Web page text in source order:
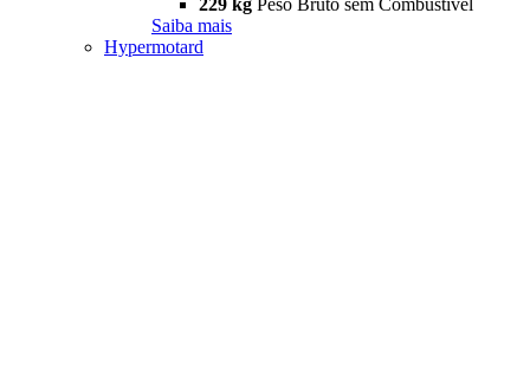
229 kg Peso Bruto sem Combustível
Saiba mais
Hypermotard